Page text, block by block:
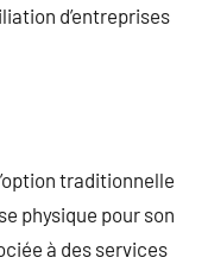
d’entreprises
traditionnelle
physique pour son
à des services